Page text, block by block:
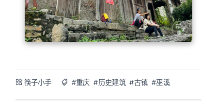
筷子小手 #重庆 #历史建筑 #古镇 #巫溪